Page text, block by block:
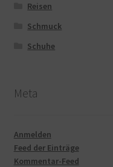
Reisen
Schmuck
Schuhe
Meta
Anmelden
Feed der Einträge
Kommentar-Feed